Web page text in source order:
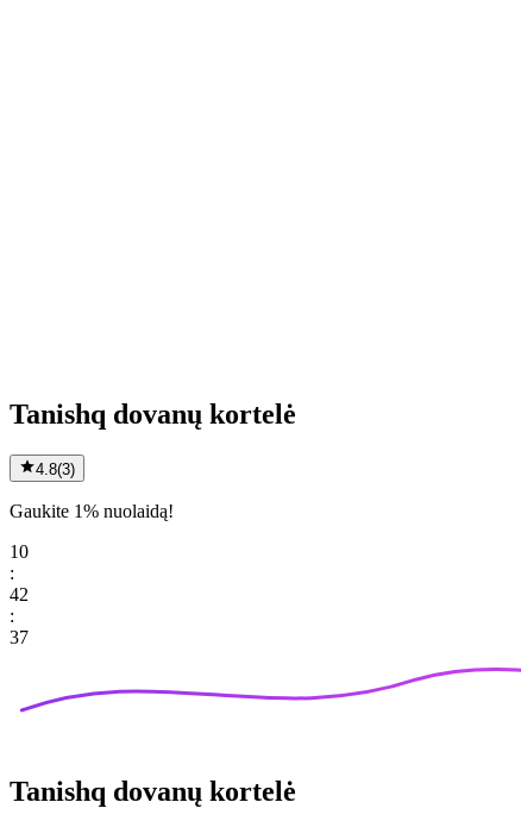
Tanishq dovanų kortelė
4.8(3)
Gaukite 1% nuolaidą!
10
:
42
:
37
Tanishq dovanų kortelė